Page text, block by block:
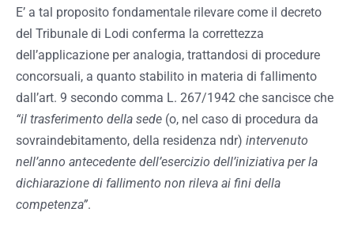
E’ a tal proposito fondamentale rilevare come il decreto
del Tribunale di Lodi conferma la correttezza
dell’applicazione per analogia, trattandosi di procedure
concorsuali, a quanto stabilito in materia di fallimento
dall’art. 9 secondo comma L. 267/1942 che sancisce che
“il trasferimento della sede (o, nel caso di procedura da
sovraindebitamento, della residenza ndr) intervenuto
nell’anno antecedente dell’esercizio dell’iniziativa per la
dichiarazione di fallimento non rileva ai fini della
competenza”.